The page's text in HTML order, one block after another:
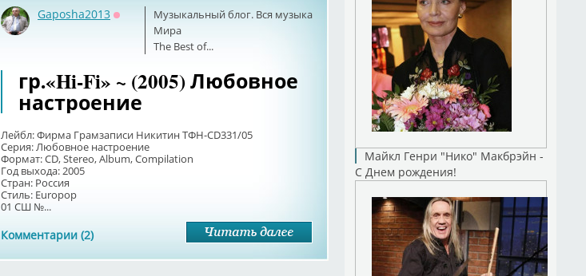
Музыкальный блог. Вся музыка
Мира
The Best of...
Gaposha2013
Оффлайн
гр.«Hi-Fi» ~ (2005) Любовное
настроение
Лейбл: Фирма Грамзаписи Никитин ТФН-CD331/05
Серия: Любовное настроение
Формат: CD, Stereo, Album, Compilation
Год выхода: 2005
Стран: Россия
Стиль: Europop
01 СШ №...
Комментарии (2)
Майкл Генри "Нико" Макбрэйн -
С Днем рождения!